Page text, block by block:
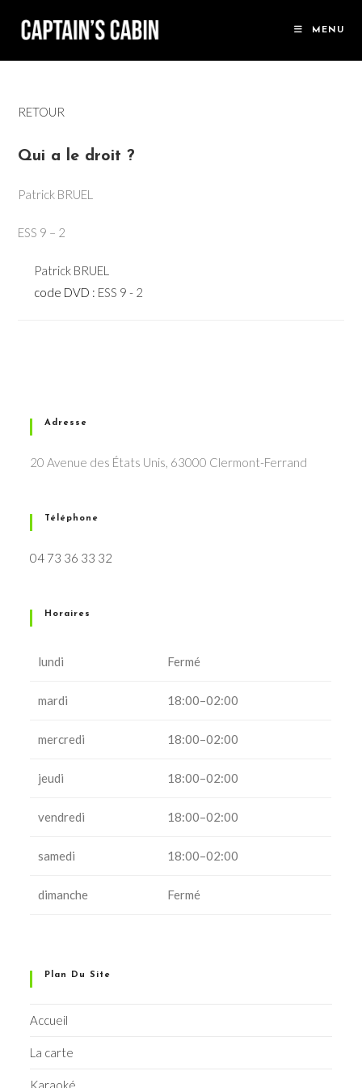
MENU
RETOUR
Qui a le droit ?
Patrick BRUEL
ESS 9 – 2
Patrick BRUEL
code DVD : ESS 9 - 2
Adresse
20 Avenue des États Unis, 63000 Clermont-Ferrand
Téléphone
04 73 36 33 32
Horaires
lundi Fermé
mardi 18:00–02:00
mercredi 18:00–02:00
jeudi 18:00–02:00
vendredi 18:00–02:00
samedi 18:00–02:00
dimanche Fermé
Plan Du Site
Accueil
La carte
Karaoké